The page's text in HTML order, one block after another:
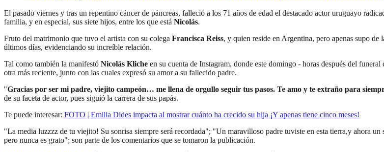
El pasado viernes y tras un repentino cáncer de páncreas, falleció a los 71 años de edad el destacado actor uruguayo
familia, y en especial, sus siete hijos, entre los que está Nicolás.
Fruto del matrimonio que tuvo el artista con su colega Francisca Reiss, y quien reside en Argentina, pero apenas supo
últimos días, evidenciando su increíble relación.
Tal como también la manifestó Nicolás Kliche en su cuenta de Instagram, donde este domingo - horas después del funeral
otra más reciente, junto con las cuales expresó su amor a su fallecido padre.
"Gracias por ser mi padre, viejito campeón… me llena de orgullo seguir tus pasos. Te amo y te extraño para
de su faceta de actor, pues siguió la carrera de sus papás.
Te puede interesar: FOTO | Emilia Dides impacta al mostrar cuánto ha crecido su hija ¡Y apenas tiene cinco meses!
"La media luzzzz de tu viejito! Su sonrisa siempre será recordada"; "Un maravilloso padre tuviste en esta tierra,y ahora
pero nunca es grato"; son parte de los comentarios que se tomaron la publicación.